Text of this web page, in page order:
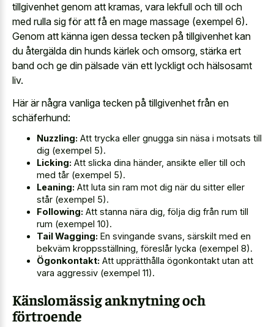
tillgivenhet genom att kramas, vara lekfull och till och
med rulla sig för att få en mage massage (exempel 6).
Genom att känna igen dessa tecken på tillgivenhet kan
du återgälda din hunds kärlek och omsorg, stärka ert
band och ge din pälsade vän ett lyckligt och hälsosamt
liv.
Här är några vanliga tecken på tillgivenhet från en
schäferhund:
Nuzzling: Att trycka eller gnugga sin näsa i motsats till
dig (exempel 5).
Licking: Att slicka dina händer, ansikte eller till och
med tår (exempel 5).
Leaning: Att luta sin ram mot dig när du sitter eller
står (exempel 5).
Following: Att stanna nära dig, följa dig från rum till
rum (exempel 10).
Tail Wagging: En svingande svans, särskilt med en
bekväm kroppsställning, föreslår lycka (exempel 8).
Ögonkontakt: Att upprätthålla ögonkontakt utan att
vara aggressiv (exempel 11).
Känslomässig anknytning och
förtroende